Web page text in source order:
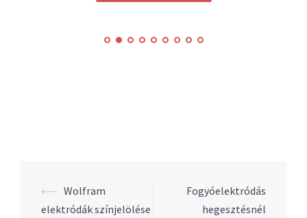
Post
⟵ Wolfram
elektródák színjelölése
Fogyóelektródás
hegesztésnél